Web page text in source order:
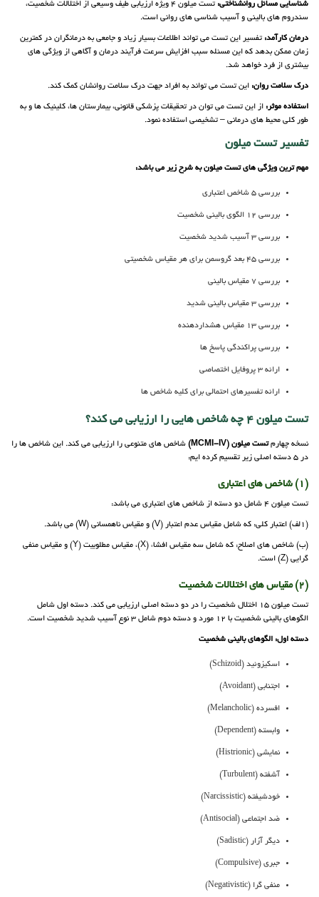
شناسایی مسائل روانشناختی:
تست میلون 4 ویژه ارزیابی طیف وسیعی از اختلالات شخصیت،
سندروم های بالینی و آسیب شناسی های روانی است.
درمان کارآمد: تفسیر این تست می تواند اطلاعات بسیار زیاد و جامعی به درمانگران در کمترین
زمان ممکن بدهد که این مسئله سبب افزایش سرعت فرآیند درمان و آگاهی از ویژگی های
بیشتری از فرد خواهد شد.
درک سلامت روان: این تست می تواند به افراد جهت درک سلامت روانشان کمک کند.
استفاده موثر: از این تست می توان در تحقیقات پزشکی قانونی، بیمارستان ها، کلینیک ها و به
طور کلی محیط های درمانی – تشخیصی استفاده نمود.
تفسیر تست میلون
مهم ترین ویژگی های تست میلون به شرح زیر می باشد:
بررسی 5 شاخص اعتباری
بررسی 12 الگوی بالینی شخصیت
بررسی 3 آسیب شدید شخصیت
بررسی 45 بعد گروسمن برای هر مقیاس شخصیتی
بررسی 7 مقیاس بالینی
بررسی 3 مقیاس بالینی شدید
بررسی 13 مقیاس هشداردهنده
بررسی پراکندگی پاسخ ها
ارائه 3 پروفایل اختصاصی
ارائه تفسیرهای احتمالی برای کلیه شاخص ها
تست میلون 4 چه شاخص هایی را ارزیابی می کند؟
نسخه چهارمتست میلون (MCMI-IV)
شاخص های متنوعی را ارزیابی می کند. این شاخص ها را
در 5 دسته اصلی زیر تقسیم کرده ایم:
(1) شاخص های اعتباری
تست میلون 4 شامل دو دسته از شاخص های اعتباری می باشد:
(1لف) اعتبار کلی: که شامل مقیاس عدم اعتبار (V) و مقیاس ناهمسانی (W) می باشد.
(ب) شاخص های اصلاح: که شامل سه مقیاس افشاء (X)، مقیاس مطلوبیت (Y) و مقیاس منفی
گرایی (Z) است.
(2) مقیاس های اختلالات شخصیت
تست میلون 15 اختلال شخصیت را در دو دسته اصلی ارزیابی می کند. دسته اول شامل
الگوهای بالینی شخصیت با 12 مورد و دسته دوم شامل 3 نوع آسیب شدید شخصیت است.
دسته اول: الگوهای بالینی شخصیت
اسکیزوئید (Schizoid)
اجتنابی (Avoidant)
افسرده (Melancholic)
وابسته (Dependent)
نمایشی (Histrionic)
آشفته (Turbulent)
خودشیفته (Narcissistic)
ضد اجتماعی (Antisocial)
دیگر آزار (Sadistic)
جبری (Compulsive)
منفی گرا (Negativistic)